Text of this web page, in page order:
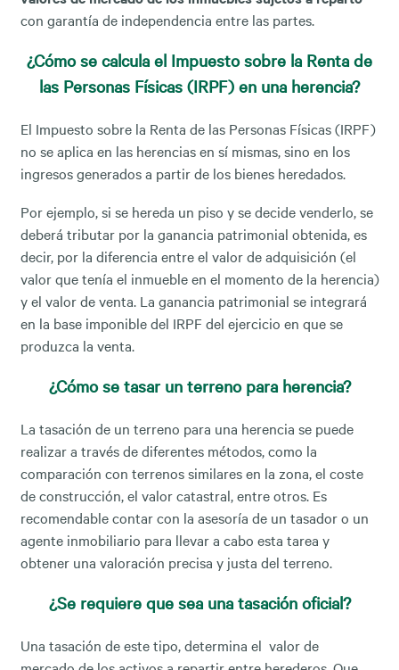
con garantía de independencia entre las partes.
¿Cómo se calcula el Impuesto sobre la Renta de
las Personas Físicas (IRPF) en una herencia?
El Impuesto sobre la Renta de las Personas Físicas (IRPF)
no se aplica en las herencias en sí mismas, sino en los
ingresos generados a partir de los bienes heredados.
Por ejemplo, si se hereda un piso y se decide venderlo, se
deberá tributar por la ganancia patrimonial obtenida, es
decir, por la diferencia entre el valor de adquisición (el
valor que tenía el inmueble en el momento de la herencia)
y el valor de venta. La ganancia patrimonial se integrará
en la base imponible del IRPF del ejercicio en que se
produzca la venta.
¿Cómo se tasar un terreno para herencia?
La tasación de un terreno para una herencia se puede
realizar a través de diferentes métodos, como la
comparación con terrenos similares en la zona, el coste
de construcción, el valor catastral, entre otros. Es
recomendable contar con la asesoría de un tasador o un
agente inmobiliario para llevar a cabo esta tarea y
obtener una valoración precisa y justa del terreno.
¿Se requiere que sea una tasación oficial?
Una tasación de este tipo, determina el valor de